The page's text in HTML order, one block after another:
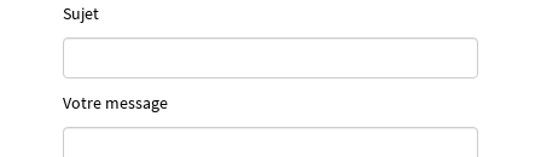
Sujet
Votre message